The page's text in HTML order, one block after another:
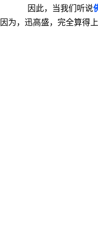
因此，当我们听说
因为，迅高盛，完全算得